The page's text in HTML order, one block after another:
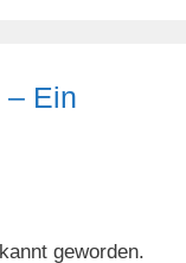
– Ein
geworden.